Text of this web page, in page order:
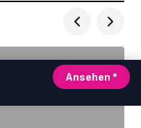
Ansehen *
die